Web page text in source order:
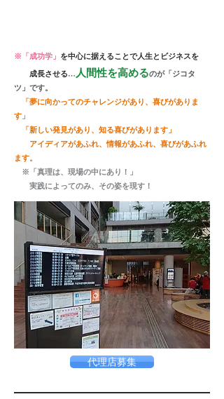
※「成功学」 を中心に据えることで人生とビジネスを
成長させる…人間性を高めるのが「ジコタ
ツ」です。
「夢に向かってのチャレンジがあり、喜びがありま
す」
「新しい発見があり、知る喜びがあります」
アイディアがあふれ、情報があふれ、喜びがあふれ
ます。
※ 「真理は、現場の中にあり！」
実践によってのみ、その姿を現す！
代理店募集